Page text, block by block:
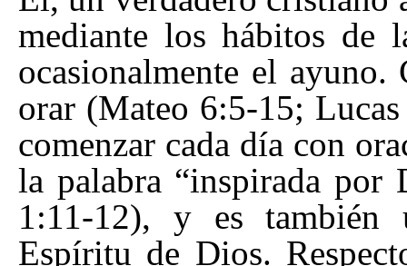
mediante los hábitos de
ocasionalmente el ayuno.
orar (Mateo 6:5-15;
comenzar cada día con
la palabra “inspirada por
1:11-12), y es también
Espíritu de Dios.